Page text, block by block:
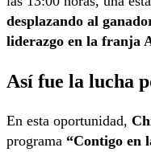
desplazando al
liderazgo en la franja
Así fue la lucha
En esta oportunidad,
programa “Contigo en